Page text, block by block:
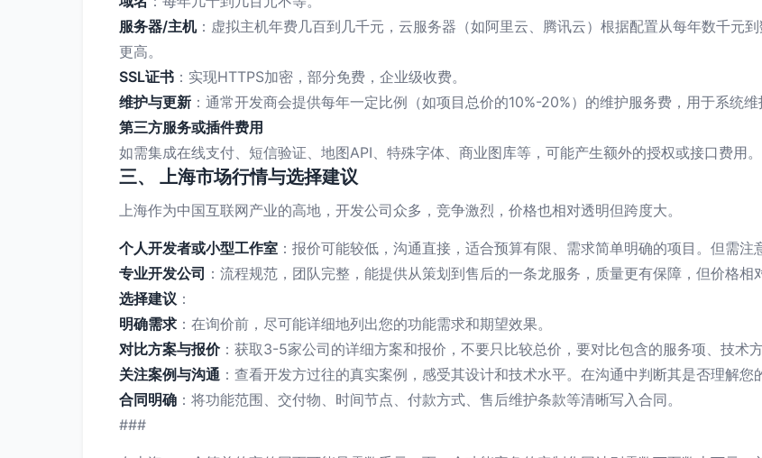
服务器/主机：虚拟主机年费几百到几千元，云服务器（如阿里云、腾讯云）根据配置从每年数千元
更高。
SSL证书 ：实现HTTPS加密，部分免费，企业级收费。
维护与更新 ：通常开发商会提供每年一定比例（如项目总价的10%-20%）的维护服务费，用于系统
第三方服务或插件费用
如需集成在线支付、短信验证、地图API、特殊字体、商业图库等，可能产生额外的授权或接口费用。
三、 上海市场行情与选择建议
上海作为中国互联网产业的高地，开发公司众多，竞争激烈，价格也相对透明但跨度大。
个人开发者或小型工作室 ：报价可能较低，沟通直接，适合预算有限、需求简单明确的项目。但需注
专业开发公司 ：流程规范，团队完整，能提供从策划到售后的一条龙服务，质量更有保障，但价格相
选择建议 ：
明确需求 ：在询价前，尽可能详细地列出您的功能需求和期望效果。
对比方案与报价：获取3-5家公司的详细方案和报价，不要只比较总价，要对比包含的服务项、技术
关注案例与沟通 ：查看开发方过往的真实案例，感受其设计和技术水平。在沟通中判断其是否理解您
合同明确 ：将功能范围、交付物、时间节点、付款方式、售后维护条款等清晰写入合同。
###